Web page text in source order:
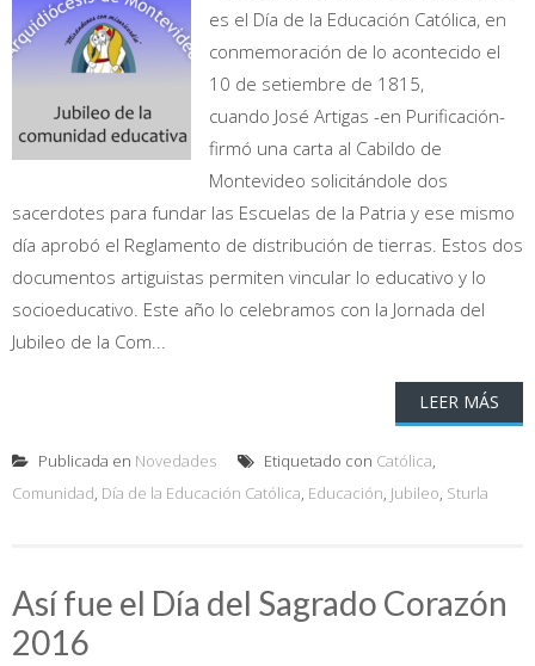
es el Día de la Educación Católica, en
conmemoración de lo acontecido el
10 de setiembre de 1815,
cuando José Artigas -en Purificación-
firmó una carta al Cabildo de
Montevideo solicitándole dos
sacerdotes para fundar las Escuelas de la Patria y ese mismo
día aprobó el Reglamento de distribución de tierras. Estos dos
documentos artiguistas permiten vincular lo educativo y lo
socioeducativo. Este año lo celebramos con la Jornada del
Jubileo de la Com...
LEER MÁS
Publicada en Novedades Etiquetado con Católica,
Comunidad, Día de la Educación Católica, Educación, Jubileo, Sturla
Así fue el Día del Sagrado Corazón
2016